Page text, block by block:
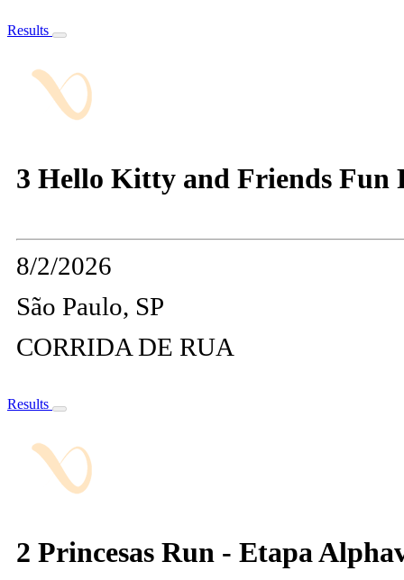
Results
3 Hello Kitty and Friends Fun
8/2/2026
São Paulo, SP
CORRIDA DE RUA
Results
2 Princesas Run - Etapa